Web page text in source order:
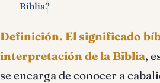
Biblia?
Definición. El significado
interpretación de la Biblia,
se encarga de conocer a